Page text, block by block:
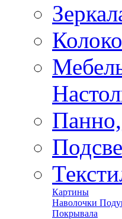
Картины
Наволочки
Покрывала